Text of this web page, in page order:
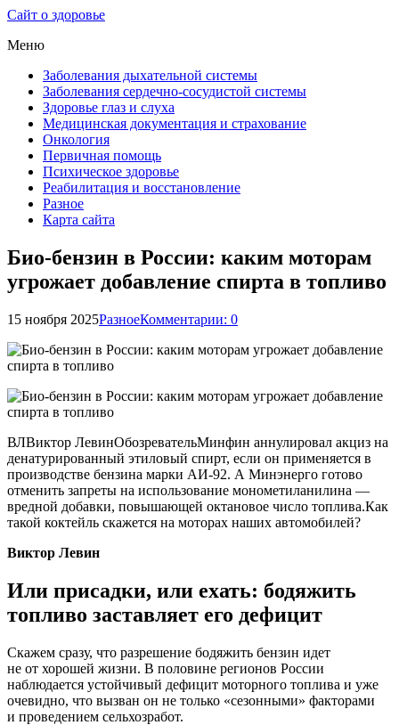
Сайт о здоровье
Меню
Заболевания дыхательной системы
Заболевания сердечно-сосудистой системы
Здоровье глаз и слуха
Медицинская документация и страхование
Онкология
Первичная помощь
Психическое здоровье
Реабилитация и восстановление
Разное
Карта сайта
Био-бензин в России: каким моторам
угрожает добавление спирта в топливо
15 ноября 2025РазноеКомментарии: 0
ВЛВиктор ЛевинОбозревательМинфин аннулировал акциз на
денатурированный этиловый спирт, если он применяется в
производстве бензина марки АИ-92. А Минэнерго готово
отменить запреты на использование монометиланилина —
вредной добавки, повышающей октановое число топлива.Как
такой коктейль скажется на моторах наших автомобилей?
Виктор Левин
Или присадки, или ехать: бодяжить
топливо заставляет его дефицит
Скажем сразу, что разрешение бодяжить бензин идет
не от хорошей жизни. В половине регионов России
наблюдается устойчивый дефицит моторного топлива и уже
очевидно, что вызван он не только «сезонными» факторами
и проведением сельхозработ.